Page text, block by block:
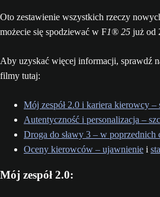
Oto zestawienie wszystkich rzeczy
możecie się spodziewać w F1® 25 już od
Aby uzyskać więcej informacji, sprawdź
filmy tutaj:
Mój zespół 2.0 i kariera kierowcy –
Autentyczność i personalizacja –
Droga do sławy 3 – w poprzednich
Oceny kierowców – ujawnienie i
Mój zespół 2.0: